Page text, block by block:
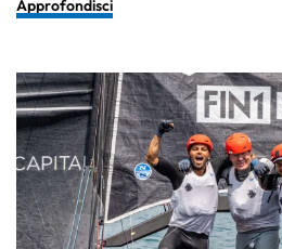
Approfondisci